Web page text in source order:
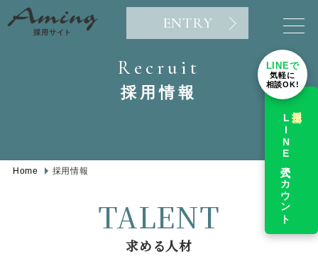
採用サイト
ENTRY
LINEで
気軽に
相談OK!
LINE公式アカウント
Recruit
採用情報
Home 採用情報
TALENT
求める人材